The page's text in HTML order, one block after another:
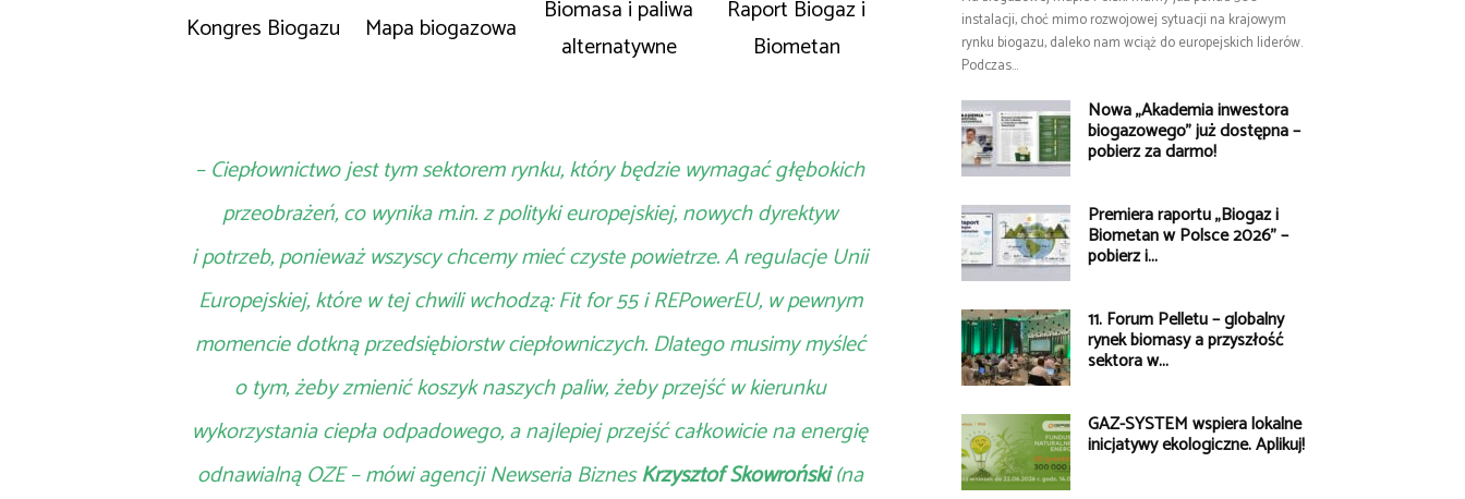
Kongres Biogazu Mapa biogazowa
Biomasa i paliwa
alternatywne
Raport Biogaz i
Biometan
– Ciepłownictwo jest tym sektorem rynku, który będzie wymagać głębokich
przeobrażeń, co wynika m.in. z polityki europejskiej, nowych dyrektyw
i potrzeb, ponieważ wszyscy chcemy mieć czyste powietrze. A regulacje Unii
Europejskiej, które w tej chwili wchodzą: Fit for 55 i REPowerEU, w pewnym
momencie dotkną przedsiębiorstw ciepłowniczych. Dlatego musimy myśleć
o tym, żeby zmienić koszyk naszych paliw, żeby przejść w kierunku
wykorzystania ciepła odpadowego, a najlepiej przejść całkowicie na energię
odnawialną OZE – mówi agencji Newseria BiznesKrzysztof Skowroński(na
instalacji, choć mimo rozwojowej sytuacji na krajowym
rynku biogazu, daleko nam wciąż do europejskich liderów.
Podczas...
Nowa „Akademia inwestora
biogazowego” już dostępna –
pobierz za darmo!
Premiera raportu „Biogaz i
Biometan w Polsce 2026” –
pobierz i...
11. Forum Pelletu – globalny
rynek biomasy a przyszłość
sektora w...
GAZ-SYSTEM wspiera lokalne
inicjatywy ekologiczne. Aplikuj!